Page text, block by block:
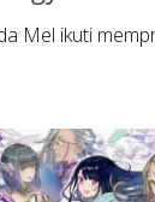
Mel ikuti